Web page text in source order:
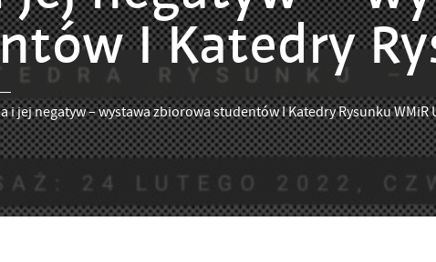
I Katedry
i jej negatyw – wystawa zbiorowa studentów I Katedry Rysunku WMiR